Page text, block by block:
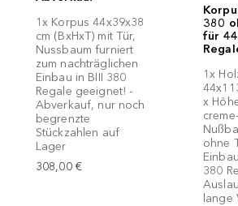
1x Korpus 44x39x38
cm (BxHxT) mit Tür,
Nussbaum furniert
zum nachträglichen
Einbau in BIII 380
Regale geeignet! -
Abverkauf, nur noch
begrenzte
Stückzahlen auf
Lager
308,00 €
380
für
1x
x
ohne
380
lange